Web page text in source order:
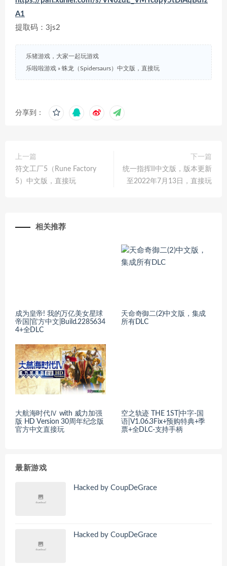
A1
提取码：3js2
乐猪游戏，大家一起玩游戏
乐啦啦游戏 » 蛛龙（Spidersaurs）中文版，直接玩
分享到：
上一篇
符文工厂5（Rune Factory
5）中文版，直接玩
下一篇
统一指挥II中文版，版本更新
至2022年7月13日，直接玩
相关推荐
成为皇帝! 我的万亿美女星球
帝国|官方中文|Build.2285634
4+全DLC
天命奇御二(2)中文版，集成
所有DLC
大航海时代Ⅳ with 威力加强
版 HD Version 30周年纪念版
官方中文直接玩
空之轨迹 THE 1ST|中字-国
语|V1.06.3Fix+预购特典+季
票+全DLC-支持手柄
最新游戏
Hacked by CoupDeGrace
Hacked by CoupDeGrace